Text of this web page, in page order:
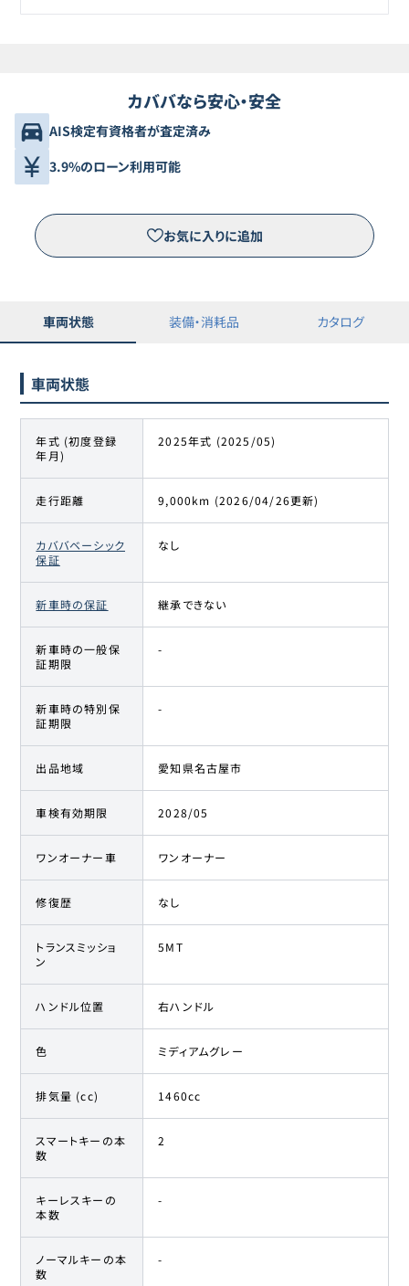
カババなら安心・安全
AIS検定有資格者が査定済み
3.9%のローン利用可能
お気に入りに追加
車両状態 装備・消耗品 カタログ
車両状態
年式 (初度登録
年月)
2025年式 (2025/05)
走行距離 9,000km (2026/04/26更新)
カババベーシック
保証
なし
新車時の保証 継承できない
新車時の一般保
証期限
-
新車時の特別保
証期限
-
出品地域 愛知県名古屋市
車検有効期限 2028/05
ワンオーナー車 ワンオーナー
修復歴 なし
トランスミッショ
ン
5MT
ハンドル位置 右ハンドル
色 ミディアムグレー
排気量 (cc) 1460cc
スマートキーの本
数
2
キーレスキーの
本数
-
ノーマルキーの本
数
-